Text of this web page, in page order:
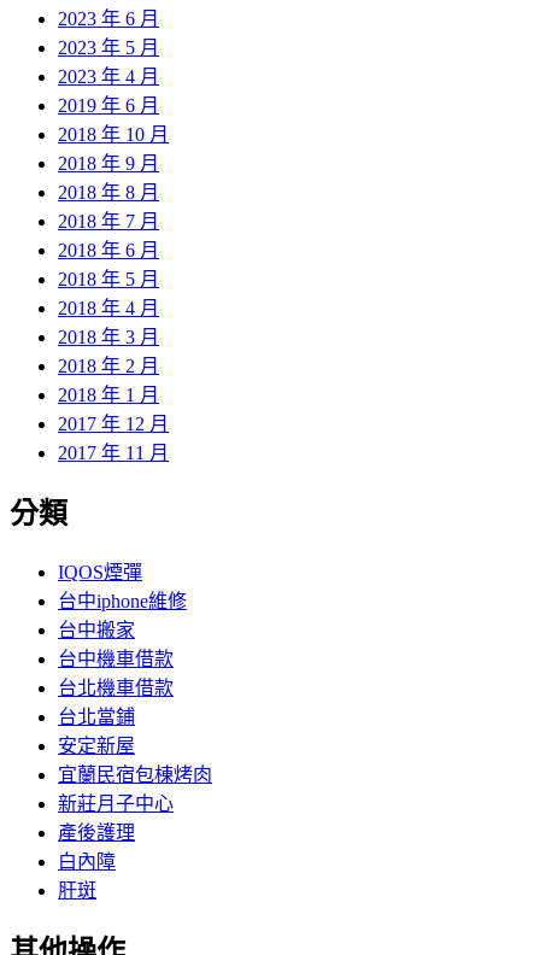
2023 年 6 月
2023 年 5 月
2023 年 4 月
2019 年 6 月
2018 年 10 月
2018 年 9 月
2018 年 8 月
2018 年 7 月
2018 年 6 月
2018 年 5 月
2018 年 4 月
2018 年 3 月
2018 年 2 月
2018 年 1 月
2017 年 12 月
2017 年 11 月
分類
IQOS煙彈
台中iphone維修
台中搬家
台中機車借款
台北機車借款
台北當鋪
安定新屋
宜蘭民宿包棟烤肉
新莊月子中心
產後護理
白內障
肝斑